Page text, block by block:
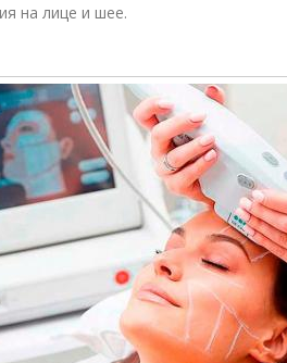
на лице и шее.